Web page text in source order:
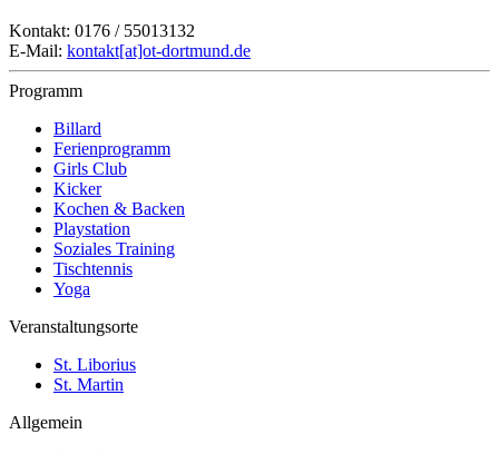
Kontakt: 0176 / 55013132
E-Mail: kontakt[at]ot-dortmund.de
Programm
Billard
Ferienprogramm
Girls Club
Kicker
Kochen & Backen
Playstation
Soziales Training
Tischtennis
Yoga
Veranstaltungsorte
St. Liborius
St. Martin
Allgemein